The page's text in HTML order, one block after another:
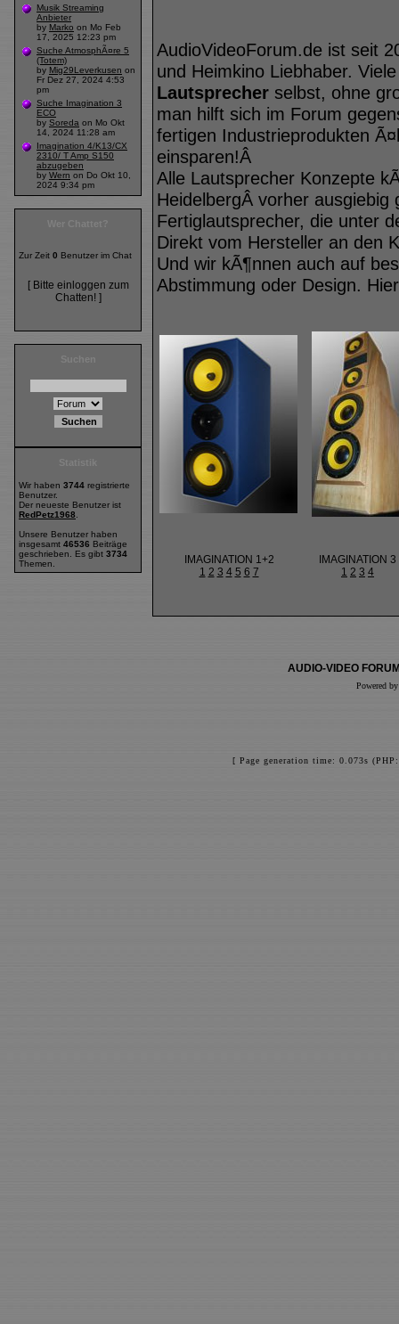
Musik Streaming
Anbieter
by Marko on Mo Feb
17, 2025 12:23 pm
Suche AtmosphÃ¤re 5
(Totem)
by Mig29Leverkusen on
Fr Dez 27, 2024 4:53
pm
Suche Imagination 3
ECO
by Soreda on Mo Okt
14, 2024 11:28 am
Imagination 4/K13/CX
2310/ T Amp S150
abzugeben
by Wern on Do Okt 10,
2024 9:34 pm
Zur Zeit 0 Benutzer im Chat
[ Bitte einloggen zum
Chatten! ]
Wir haben 3744 registrierte
Benutzer.
Der neueste Benutzer ist
RedPetz1968
Unsere Benutzer haben
insgesamt 46536 Beiträge
geschrieben. Es gibt 3734
Themen.
AudioVideoForum.de ist seit
und Heimkino Liebhaber.
Lautsprecher selbst, ohne
man hilft sich im Forum
fertigen Industrieprodukten
einsparen!Â
Alle Lautsprecher Konzepte
HeidelbergÂ vorher
Fertiglautsprecher, die unter
Direkt vom Hersteller an den
Und wir kÃ¶nnen auch auf
Abstimmung oder Design.
IMAGINATION 1+2
1 2 3 4 5 6 7
IMAGINATION 3
1 2 3 4
AUDIO-VIDEO
Powered
[ Page generation time: 0.073s